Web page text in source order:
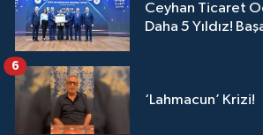
Ceyhan Ticaret
Daha 5 Yıldız!
‘Lahmacun’ Krizi!
6